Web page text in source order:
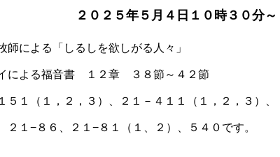
２０２５年５月４日１０時３０分～
による「しるしを欲しがる人々」
による福音書 １２章 ３８節～４２節
１（１，２，３）、２１－４１１（１，２，３）、
２１−８６、２１−８１（１、２）、５４０です。